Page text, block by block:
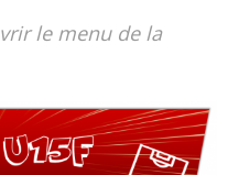
le menu de la